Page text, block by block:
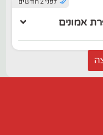
לפני 2 חודשים
אמונים